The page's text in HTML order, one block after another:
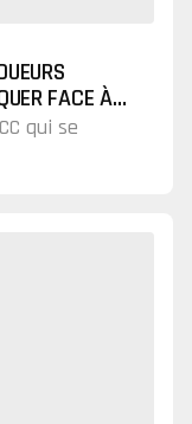
FACE À
qui se